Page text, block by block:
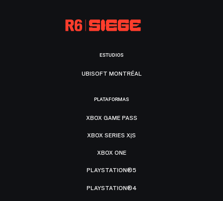
ESTUDIOS
UBISOFT MONTRÉAL
PLATAFORMAS
XBOX GAME PASS
XBOX SERIES X|S
XBOX ONE
PLAYSTATION®5
PLAYSTATION®4